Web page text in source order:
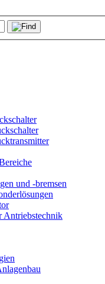
und -bremsen
Antriebstechnik